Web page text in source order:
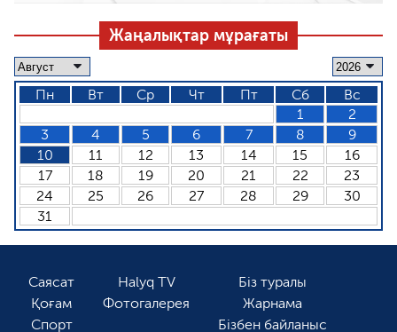
Жаңалықтар мұрағаты
Пн Вт Ср Чт Пт Сб
Вс
1
2
3
4 5 6 7 8
9
10
11 12 13 14 15
16
17
18 19 20 21 22
23
24
25 26 27 28 29
30
31
Саясат
Қоғам
Спорт
Halyq TV
Фотогалерея
Біз туралы
Жарнама
Бізбен байланыс